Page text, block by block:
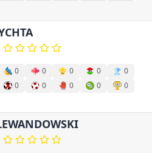
0 0 0 0
0
0 0 0 0
0